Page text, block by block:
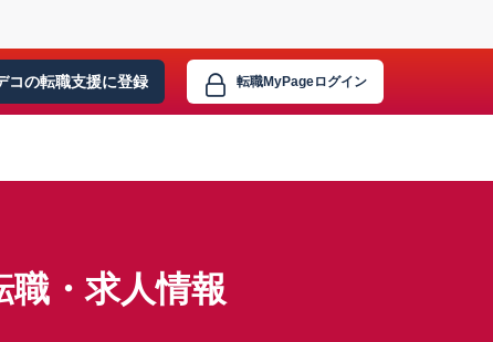
コの転職支援に登録 転職MyPageログイン
職・求人情報